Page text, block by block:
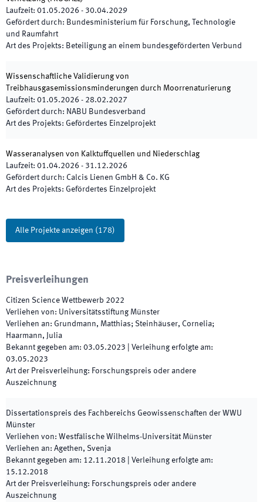
Laufzeit: 01.05.2026 - 30.04.2029
Gefördert durch: Bundesministerium für Forschung, Technologie
und Raumfahrt
Art des Projekts: Beteiligung an einem bundesgeförderten Verbund
Wissenschaftliche Validierung von
Treibhausgasemissionsminderungen durch Moorrenaturierung
Laufzeit: 01.05.2026 - 28.02.2027
Gefördert durch: NABU Bundesverband
Art des Projekts: Gefördertes Einzelprojekt
Wasseranalysen von Kalktuffquellen und Niederschlag
Laufzeit: 01.04.2026 - 31.12.2026
Gefördert durch: Calcis Lienen GmbH & Co. KG
Art des Projekts: Gefördertes Einzelprojekt
Alle Projekte anzeigen (178)
Preisverleihungen
Citizen Science Wettbewerb 2022
Verliehen von: Universitätsstiftung Münster
Verliehen an: Grundmann, Matthias; Steinhäuser, Cornelia;
Haarmann, Julia
Bekannt gegeben am: 03.05.2023 Verleihung erfolgte am:
03.05.2023
Art der Preisverleihung: Forschungspreis oder andere
Auszeichnung
Dissertationspreis des Fachbereichs Geowissenschaften der WWU
Münster
Verliehen von: Westfälische Wilhelms-Universität Münster
Verliehen an: Agethen, Svenja
Bekannt gegeben am: 12.11.2018 Verleihung erfolgte am:
15.12.2018
Art der Preisverleihung: Forschungspreis oder andere
Auszeichnung